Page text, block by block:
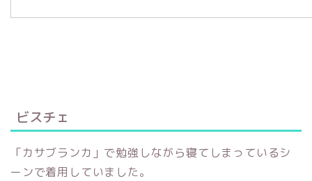
ビスチェ
「カサブランカ」で勉強しながら寝てしまっているシ
ーンで着用していました。